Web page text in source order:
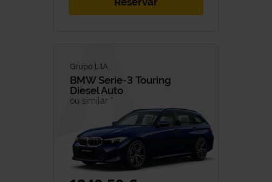
Grupo L1A
BMW Serie-3 Touring
Diesel Auto
ou similar *